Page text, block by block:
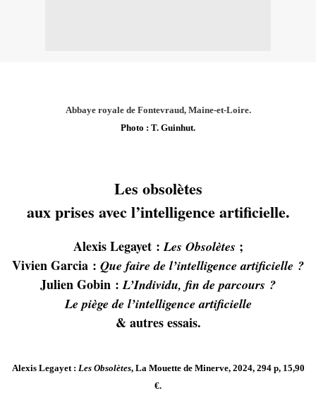
Abbaye royale de Fontevraud, Maine-et-Loire.
Photo : T. Guinhut.
Les obsolètes
aux prises avec l’intelligence artificielle.
Alexis Legayet :Les Obsolètes ;
Vivien Garcia : Que faire de l’intelligence artificielle ?
Julien Gobin :L’Individu, fin de parcours ?
Le piège de l’intelligence artificielle
& autres essais.
Alexis Legayet : Les Obsolètes, La Mouette de Minerve, 2024, 294 p, 15,90
€.